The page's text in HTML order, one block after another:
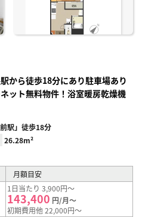
から徒歩18分にあり駐車場あり
ット無料物件！浴室暖房乾燥機
駅」徒歩18分
26.28m²
月額目安
1日当たり 3,900円～
143,400 円/月～
初期費用他 22,000円～